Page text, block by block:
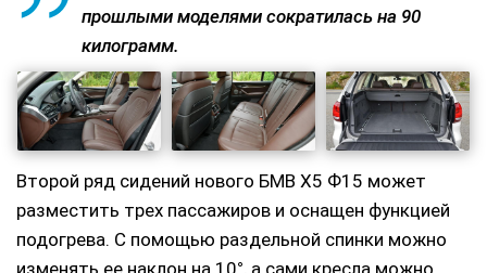
прошлыми моделями сократилась на 90
килограмм.
Второй ряд сидений нового БМВ Х5 Ф15 может
разместить трех пассажиров и оснащен функцией
подогрева. С помощью раздельной спинки можно
изменять ее наклон на 10°, а сами кресла можно